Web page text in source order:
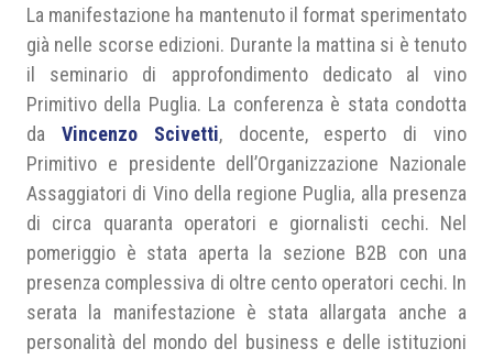
La manifestazione ha mantenuto il format sperimentato
già nelle scorse edizioni. Durante la mattina si è tenuto
il seminario di approfondimento dedicato al vino
Primitivo della Puglia. La conferenza è stata condotta
da Vincenzo Scivetti, docente, esperto di vino
Primitivo e presidente dell’Organizzazione Nazionale
Assaggiatori di Vino della regione Puglia, alla presenza
di circa quaranta operatori e giornalisti cechi. Nel
pomeriggio è stata aperta la sezione B2B con una
presenza complessiva di oltre cento operatori cechi. In
serata la manifestazione è stata allargata anche a
personalità del mondo del business e delle istituzioni